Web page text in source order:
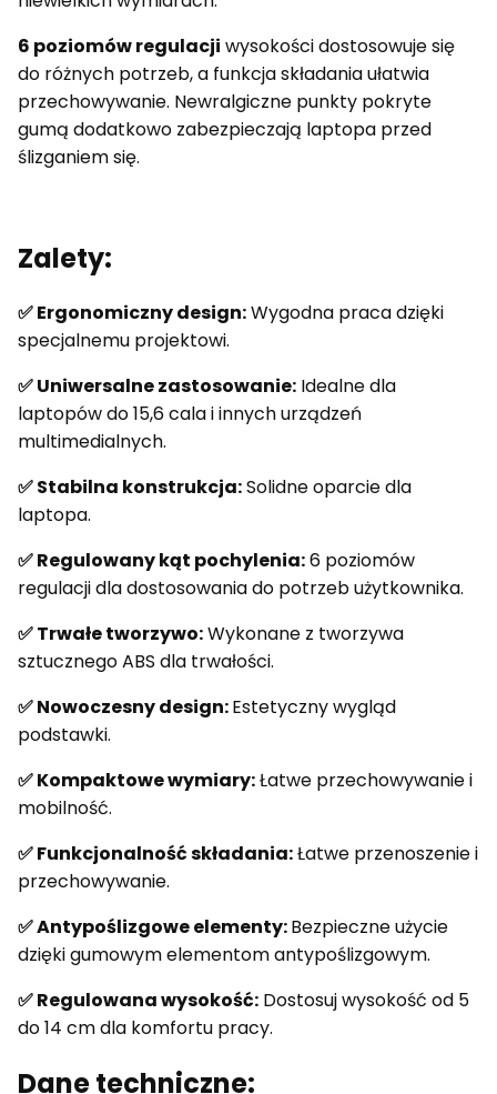
6 poziomów regulacji wysokości dostosowuje się
do różnych potrzeb, a funkcja składania ułatwia
przechowywanie. Newralgiczne punkty pokryte
gumą dodatkowo zabezpieczają laptopa przed
ślizganiem się.
Zalety:
✅ Ergonomiczny design:Wygodna praca dzięki
specjalnemu projektowi.
✅ Uniwersalne zastosowanie: Idealne dla
laptopów do 15,6 cala i innych urządzeń
multimedialnych.
✅ Stabilna konstrukcja:Solidne oparcie dla
laptopa.
✅ Regulowany kąt pochylenia:6 poziomów
regulacji dla dostosowania do potrzeb użytkownika.
✅ Trwałe tworzywo:Wykonane z tworzywa
sztucznego ABS dla trwałości.
✅ Nowoczesny design:Estetyczny wygląd
podstawki.
✅ Kompaktowe wymiary:Łatwe przechowywanie i
mobilność.
✅ Funkcjonalność składania:Łatwe przenoszenie i
przechowywanie.
✅ Antypoślizgowe elementy:Bezpieczne użycie
dzięki gumowym elementom antypoślizgowym.
✅ Regulowana wysokość: Dostosuj wysokość od 5
do 14 cm dla komfortu pracy.
Dane techniczne: